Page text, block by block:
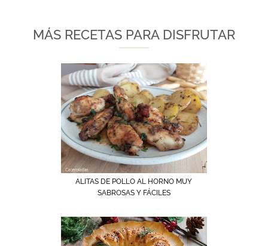
MÁS RECETAS PARA DISFRUTAR
ALITAS DE POLLO AL HORNO MUY
SABROSAS Y FÁCILES